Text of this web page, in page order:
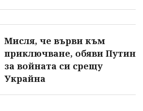
Мисля, че върви към
приключване, обяви Путин
за войната си срещу
Украйна